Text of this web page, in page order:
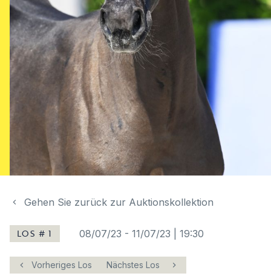
Gehen Sie zurück zur Auktionskollektion
LOS # 1 08/07/23 - 11/07/23 | 19:30
Vorheriges Los Nächstes Los